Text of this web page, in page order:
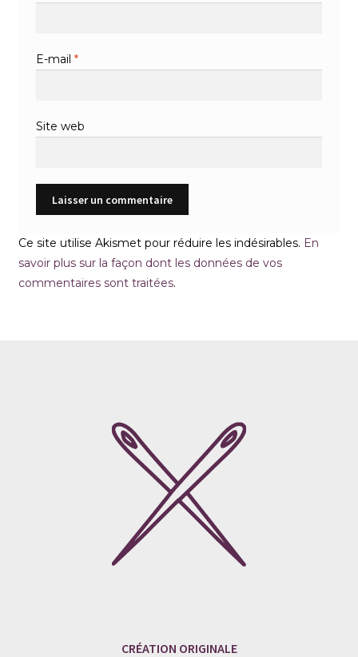
E-mail*
Site web
Ce site utilise Akismet pour réduire les indésirables. En
savoir plus sur la façon dont les données de vos
commentaires sont traitées.
CRÉATION ORIGINALE